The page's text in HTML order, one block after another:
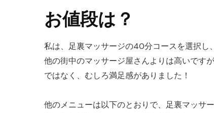
お値段は？
私は、足裏マッサージの40分コースを選択し
他の街中のマッサージ屋さんよりは高いです
ではなく、むしろ満足感がありました！
他のメニューは以下のとおりで、足裏マッサ